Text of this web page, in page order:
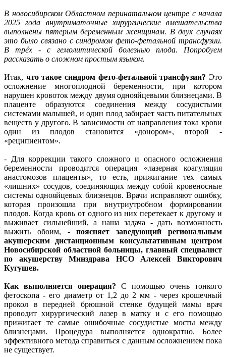
В новосибирском Областном перинатальном центре с начала
2025 года внутриматочные хирургические вмешательства
выполнены пятерым беременным женщинам. В двух случаях
это было связано с синдромом фето-фетальной трансфузии.
В трёх - с гемолитической болезнью плода. Попробуем
рассказать о сложном простым языком.
Итак, что такое синдром фето-фетальной трансфузии? Это
осложнение многоплодной беременности, при котором
нарушен кровоток между двумя однояйцевыми близнецами. В
плаценте образуются соединения между сосудистыми
системами малышей, и один плод забирает часть питательных
веществ у другого. В зависимости от направления тока крови
один из плодов становится «донором», второй -
«реципиентом».
- Для коррекции такого сложного и опасного осложнения
беременности проводится операция «лазерная коагуляция
анастомозов плаценты», то есть, прижигание тех самых
«лишних» сосудов, соединяющих между собой кровеносные
системы однояйцевых близнецов. Врачи исправляют ошибку,
которая произошла при внутриутробном формировании
плодов. Когда кровь от одного из них перетекает к другому и
выживает сильнейший, а наша задача - дать возможность
выжить обоим, -поясняет заведующий региональным
акушерским дистанционным консультативным центром
Новосибирской областной больницы, главный специалист
по акушерству Минздрава НСО Алексей Викторович
Кугушев.
Как выполняется операция? С помощью очень тонкого
фетоскопа - его диаметр от 1,2 до 2 мм - через крошечный
прокол в передней брюшной стенке будущей мамы врач
проводит хирургический лазер в матку и с его помощью
прижигает те самые ошибочные сосудистые мосты между
близнецами. Процедура выполняется однократно. Более
эффективного метода справиться с данным осложнением пока
не существует.